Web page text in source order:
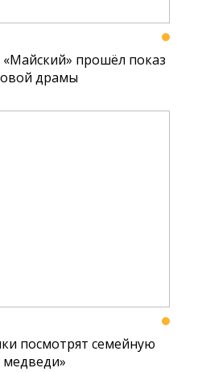
прошёл показ
драмы
посмотрят семейную